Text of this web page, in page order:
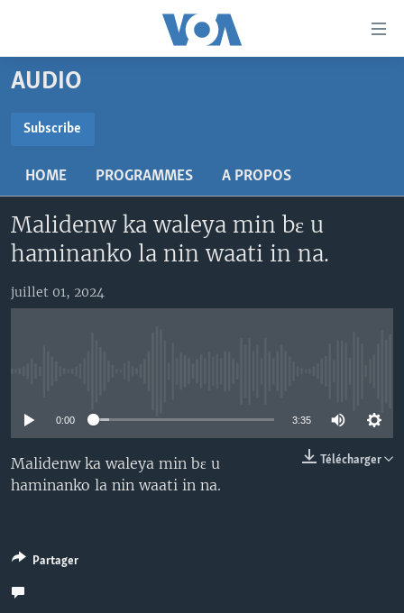
Menu
principal
navigation
principale
Retour
recherche
MALI KURA
RADIO
AN BA FO!
FARAFINA FOLI
Learning English
SUIVEZ-NOUS
AUDIO
Subscribe
HOME PROGRAMMES A PROPOS
Malidenw ka waleya min bɛ u
haminanko la nin waati in na.
juillet 01, 2024
0:00 3:35
Télécharger
Malidenw ka waleya min bɛ u
haminanko la nin waati in na.
Partager